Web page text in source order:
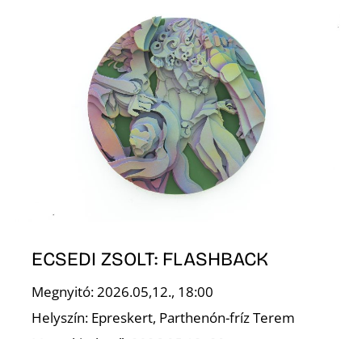
ECSEDI ZSOLT: FLASHBACK
Megnyitó: 2026.05,12., 18:00
Helyszín: Epreskert, Parthenón-fríz Terem